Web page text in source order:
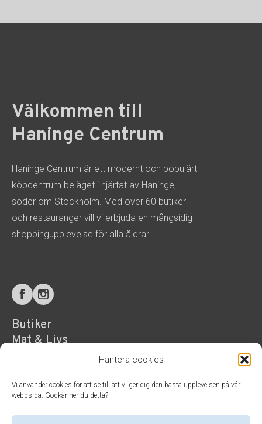
Hantera cookies
Vi använder cookies för att se till att vi ger dig den bästa upplevelsen på vår
webbsida. Godkänner du detta?
Välkommen till
Haninge Centrum
Haninge Centrum är ett modernt och populärt
köpcentrum beläget i hjärtat av Haninge,
söder om Stockholm. Med över 60 butiker
och restauranger vill vi erbjuda en mångsidig
shoppingupplevelse för alla åldrar.
Butiker
Mat & Livs
Besöksinformation